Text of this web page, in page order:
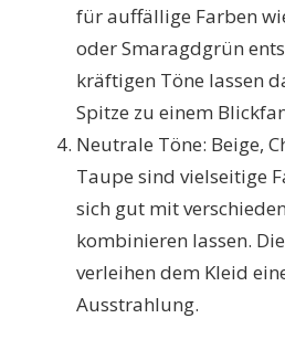
für auffällige Farben
oder Smaragdgrün
kräftigen Töne lassen
Spitze zu einem
Neutrale Töne: Beige,
Taupe sind vielseitige
sich gut mit
kombinieren lassen.
verleihen dem Kleid
Ausstrahlung.